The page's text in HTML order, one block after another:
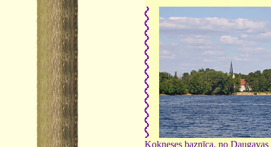
Kokneses baznīca, no Daugavas